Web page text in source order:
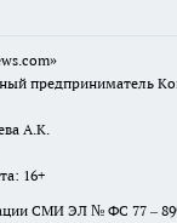
предприниматель
А.К.
16+
СМИ ЭЛ № ФС 77 –